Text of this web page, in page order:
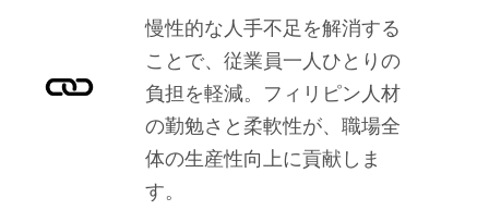
慢性的な人手不足を解消する
ことで、従業員一人ひとりの
負担を軽減。フィリピン人材
の勤勉さと柔軟性が、職場全
体の生産性向上に貢献しま
す。